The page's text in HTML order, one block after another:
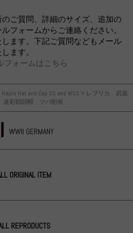
Repro Hat and Cap SS and WSS > レプリカ 武装
迷彩戦闘帽 ツバ割有
WWII GERMANY
ORIGINAL ITEM
REPRODUCTS
ご質問、詳細のサイズ、追加の
フォームからご連絡ください。
ます。下記ご質問などもメール
ます。
フォームはこちら